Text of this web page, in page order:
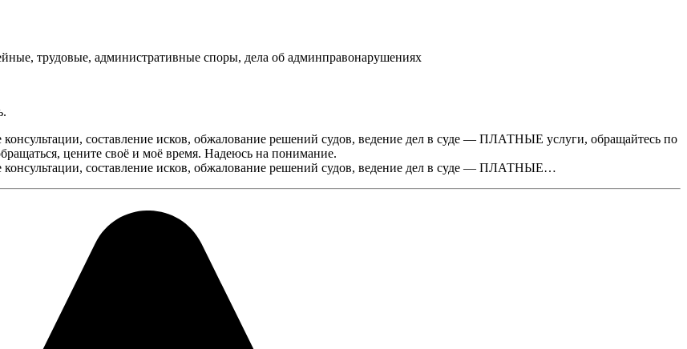
трудовые, административные споры, дела об админправонарушениях
составление исков, обжалование решений судов, ведение дел в суде — ПЛАТНЫЕ услуги, обращайтесь по
цените своё и моё время. Надеюсь на понимание.
составление исков, обжалование решений судов, ведение дел в суде — ПЛАТНЫЕ…